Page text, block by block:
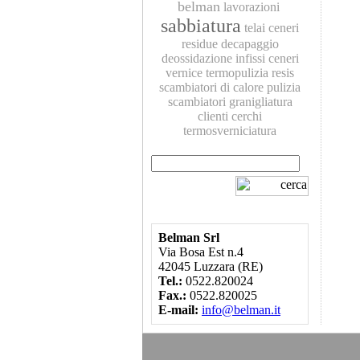
belman lavorazioni
sabbiatura telai ceneri
residue decapaggio
deossidazione infissi ceneri
vernice termopulizia resis
scambiatori di calore pulizia
scambiatori granigliatura
clienti cerchi
termosverniciatura
Belman Srl
Via Bosa Est n.4
42045 Luzzara (RE)
Tel.: 0522.820024
Fax.: 0522.820025
E-mail: info@belman.it